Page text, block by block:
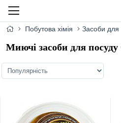
Побутова хімія Засоби для
Миючі засоби для